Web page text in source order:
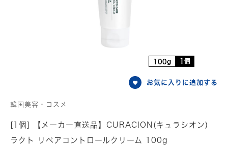
100g 1個
お気に入りに追加する
韓国美容・コスメ
[1個] 【メーカー直送品】CURACION(キュラシオン)
ラクト リペアコントロールクリーム 100g